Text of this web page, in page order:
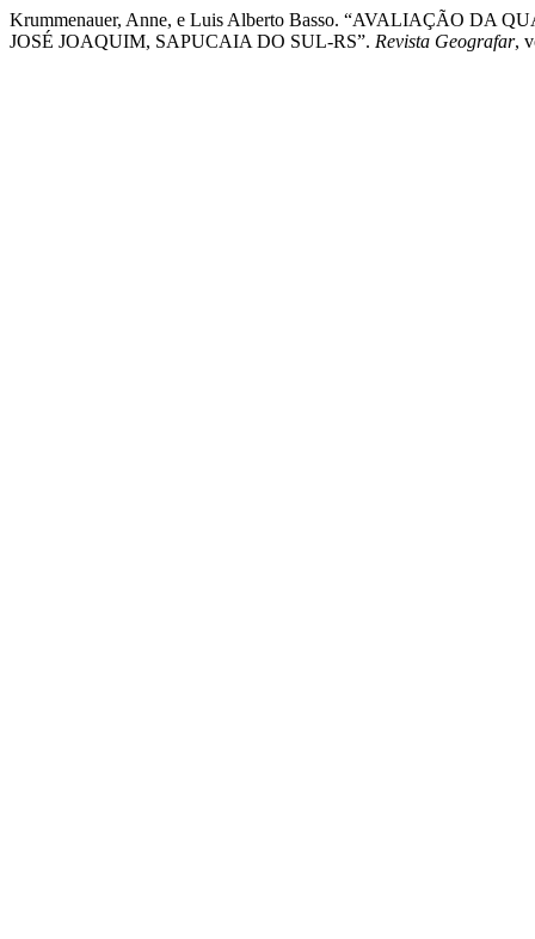
Krummenauer, Anne, e Luis Alberto Basso. “AVALIAÇÃO DA
JOSÉ JOAQUIM, SAPUCAIA DO SUL-RS”. Revista Geografar,